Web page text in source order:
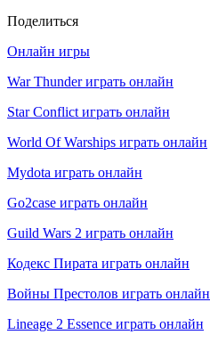
Поделиться
Онлайн игры
War Thunder играть онлайн
Star Conflict играть онлайн
World Of Warships играть онлайн
Mydota играть онлайн
Go2case играть онлайн
Guild Wars 2 играть онлайн
Кодекс Пирата играть онлайн
Войны Престолов играть онлайн
Lineage 2 Essence играть онлайн